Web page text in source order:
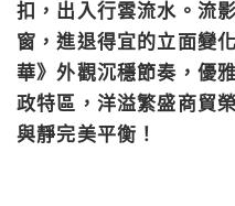
扣，出入行雲流水。流
窗，進退得宜的立面變
華》外觀沉穩節奏，優
政特區，洋溢繁盛商貿
與靜完美平衡！